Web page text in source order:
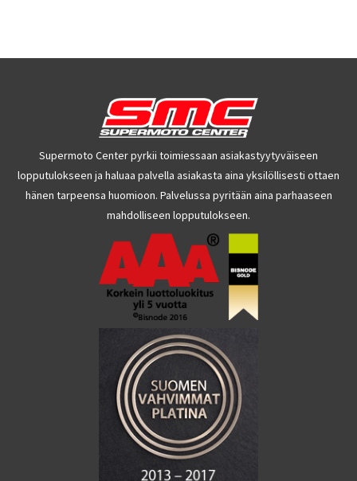
Supermoto Center pyrkii toimiessaan asiakastyytyväiseen
lopputulokseen ja haluaa palvella asiakasta aina yksilöllisesti ottaen
hänen tarpeensa huomioon. Palvelussa pyritään aina parhaaseen
mahdolliseen lopputulokseen.